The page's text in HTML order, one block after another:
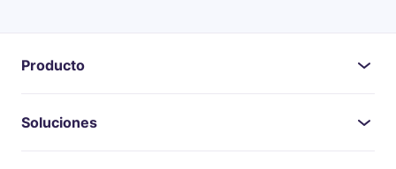
Producto
Soluciones